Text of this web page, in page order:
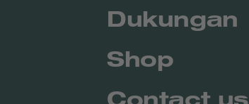
Dukungan
Shop
Contact us